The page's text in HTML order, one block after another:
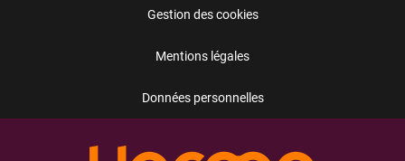
Gestion des cookies
Mentions légales
Données personnelles